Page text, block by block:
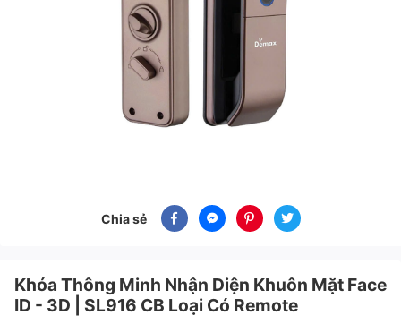
Chia sẻ
Khóa Thông Minh Nhận Diện Khuôn Mặt Face
ID - 3D | SL916 CB Loại Có Remote